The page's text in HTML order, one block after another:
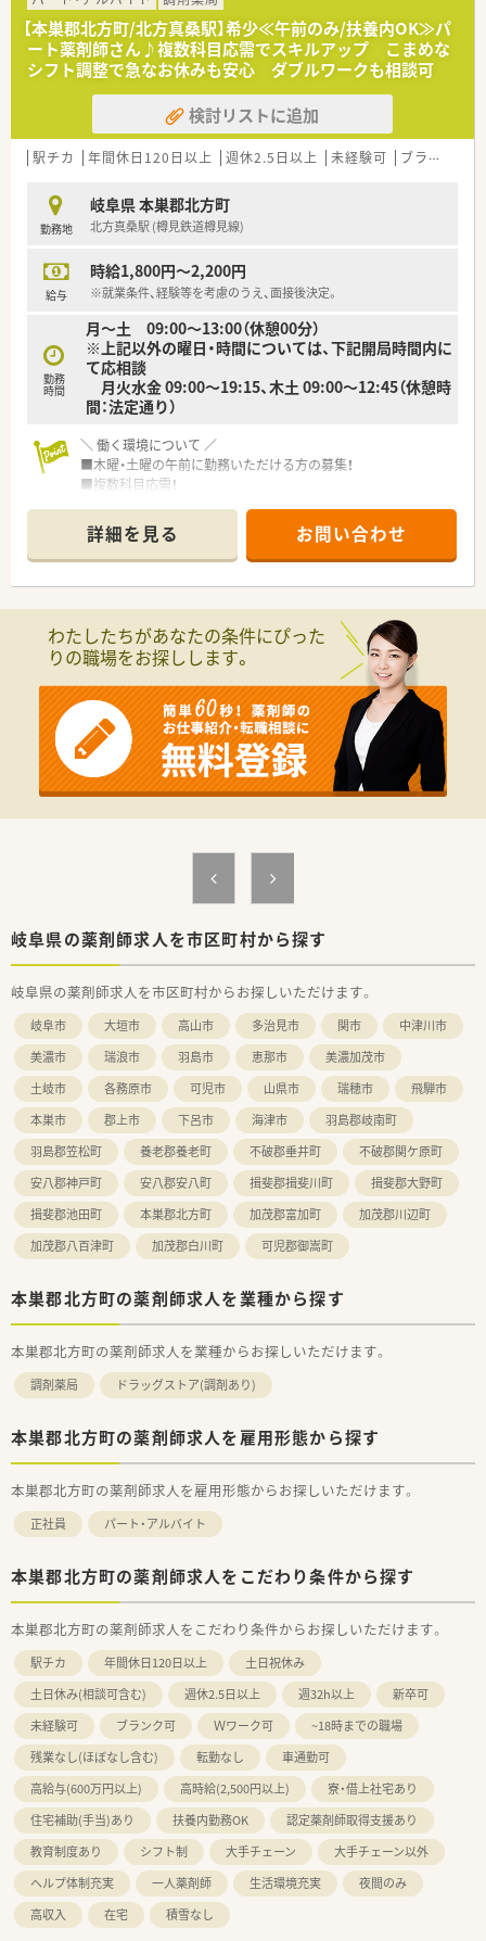
い！
■温和な社長のもと、スタッフ間の仲もよく、
あたたかい雰囲気の店舗を作っています。
■ご家庭の事情や背景（子育てや介護など）にも配慮しており、
勤務条件等、柔軟にご対応いただける会社です。
＼ 充実した研修内容 ／
■月に一度、メーカーさんによる研修を行っています。
病態と治療について学びます。
※コロナ禍の影響により、若干変動有
■ご希望の外部研修に対して、会社が研修費用を負担します。
【本巣郡北方町/北方真桑駅】希少≪午前のみ/扶養内OK≫パ
ート薬剤師さん♪複数科目応需でスキルアップ こまめな
シフト調整で急なお休みも安心 ダブルワークも相談可
検討リストに追加
駅チカ 年間休日120日以上 週休2.5日以上 未経験可 ブランク可
勤務地
岐阜県 本巣郡北方町
北方真桑駅 (樽見鉄道樽見線)
給与
時給1,800円～2,200円
※就業条件、経験等を考慮のうえ、面接後決定。
勤務
時間
月～土 09:00～13:00（休憩00分）
※上記以外の曜日・時間については、下記開局時間内に
て応相談
月火水金 09:00～19:15、木土 09:00～12:45（休憩時
間：法定通り）
＼ 働く環境について ／
■木曜・土曜の午前に勤務いただける方の募集！
■複数科目応需！
児科・泌尿器科・アレルギー科・リハビリテーション科など、多く
の科目を経験できます。
■処方箋は平均90枚/日程度、薬剤師さんは在籍2名ですが、
1週間単位でシフトの調整をしているので
＼ こんな会社です ／
■休日休暇の充実♪
→8日間の長期休暇の取得も可！（希望者全員）
■普段から明るい態度でお互いが協力し合い、わからないことが
あれば助け合いという精神でみな様働かれております！
■大手企業傘下の為、安定した企業です！
■部長などの役職者も流動的に勤務しているので、困った事があ
れば相談し易くコミュニケーションが取り易い環境です♪
■働き方次第で全科目の経験が可能なため、他社よりも成長スピ
■システム面でも働き易さをサポート！
→「薬歴MEDIX（メディクス）」で薬歴入力業務をスピーディに♪
■経営陣・マネージメントが全員薬剤師であり、現場との隔たり
がない企業です。
詳細を見る お問い合わせ
わたしたちがあなたの条件にぴった
りの職場をお探しします。
岐阜県の薬剤師求人を市区町村から探す
岐阜県の薬剤師求人を市区町村からお探しいただけます。
岐阜市 大垣市 高山市 多治見市 関市
中津川市
美濃市
瑞浪市 羽島市 恵那市
美濃加茂市
土岐市
各務原市 可児市 山県市 瑞穂市
飛騨市
本巣市
郡上市 下呂市 海津市
羽島郡岐南町
羽島郡笠松町
養老郡養老町 不破郡垂井町
不破郡関ケ原町
安八郡神戸町
安八郡安八町 揖斐郡揖斐川町
揖斐郡大野町
揖斐郡池田町
本巣郡北方町 加茂郡富加町
加茂郡川辺町
加茂郡八百津町
加茂郡白川町 可児郡御嵩町
本巣郡北方町の薬剤師求人を業種から探す
本巣郡北方町の薬剤師求人を業種からお探しいただけます。
調剤薬局 ドラッグストア(調剤あり)
本巣郡北方町の薬剤師求人を雇用形態から探す
本巣郡北方町の薬剤師求人を雇用形態からお探しいただけます。
正社員 パート・アルバイト
本巣郡北方町の薬剤師求人をこだわり条件から探す
本巣郡北方町の薬剤師求人をこだわり条件からお探しいただけます。
駅チカ 年間休日120日以上
土日祝休み
土日休み(相談可含む)
週休2.5日以上 週32h以上
新卒可
未経験可
ブランク可 Ｗワーク可
~18時までの職場
残業なし(ほぼなし含む)
転勤なし
車通勤可
高給与(600万円以上)
高時給(2,500円以上)
寮・借上社宅あり
住宅補助(手当)あり
扶養内勤務OK
認定薬剤師取得支援あり
教育制度あり
シフト制 大手チェーン
大手チェーン以外
ヘルプ体制充実
一人薬剤師 生活環境充実
夜間のみ
高収入
在宅 積雪なし